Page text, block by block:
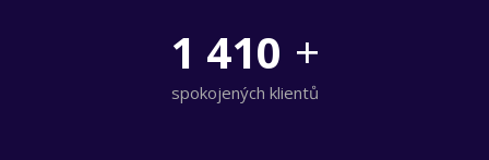
1 410 +
spokojených klientů